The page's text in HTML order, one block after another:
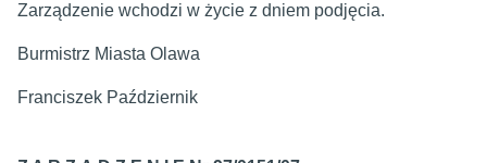
Zarządzenie wchodzi w życie z dniem podjęcia.
Burmistrz Miasta Olawa
Franciszek Październik